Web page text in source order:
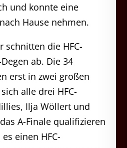
und konnte eine
Hause nehmen.
schnitten die HFC-
ab. Die 34
erst in zwei großen
alle drei HFC-
Ilja Wöllert und
A-Finale qualifizieren
einen HFC-